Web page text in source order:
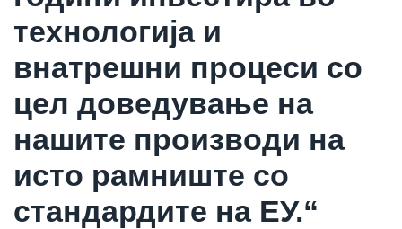
технологија и
внатрешни процеси со
цел доведување на
нашите производи на
исто рамниште со
стандардите на ЕУ.“